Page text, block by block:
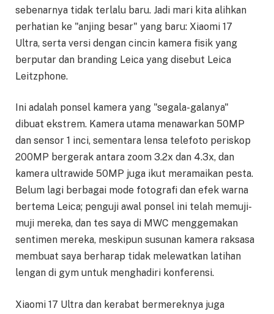
sebenarnya tidak terlalu baru. Jadi mari kita alihkan
perhatian ke "anjing besar" yang baru: Xiaomi 17
Ultra, serta versi dengan cincin kamera fisik yang
berputar dan branding Leica yang disebut Leica
Leitzphone.
Ini adalah ponsel kamera yang "segala-galanya"
dibuat ekstrem. Kamera utama menawarkan 50MP
dan sensor 1 inci, sementara lensa telefoto periskop
200MP bergerak antara zoom 3.2x dan 4.3x, dan
kamera ultrawide 50MP juga ikut meramaikan pesta.
Belum lagi berbagai mode fotografi dan efek warna
bertema Leica; penguji awal ponsel ini telah memuji-
muji mereka, dan tes saya di MWC menggemakan
sentimen mereka, meskipun susunan kamera raksasa
membuat saya berharap tidak melewatkan latihan
lengan di gym untuk menghadiri konferensi.
Xiaomi 17 Ultra dan kerabat bermereknya juga